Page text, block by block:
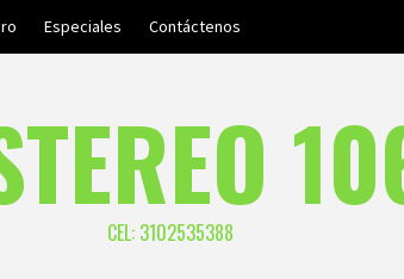
Especiales Contáctenos
CEL: 3102535388